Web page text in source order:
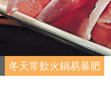
冬天常歎火鍋易暴肥